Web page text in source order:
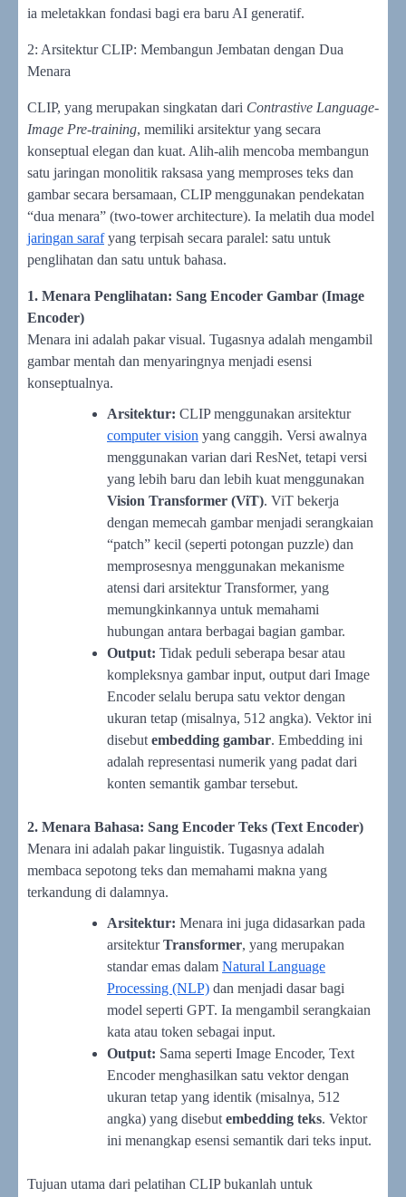
ia meletakkan fondasi bagi era baru AI generatif.
2: Arsitektur CLIP: Membangun Jembatan dengan Dua
Menara
CLIP, yang merupakan singkatan dari Contrastive Language-
Image Pre-training, memiliki arsitektur yang secara
konseptual elegan dan kuat. Alih-alih mencoba membangun
satu jaringan monolitik raksasa yang memproses teks dan
gambar secara bersamaan, CLIP menggunakan pendekatan
“dua menara” (two-tower architecture). Ia melatih dua model
jaringan sarafyang terpisah secara paralel: satu untuk
penglihatan dan satu untuk bahasa.
1. Menara Penglihatan: Sang Encoder Gambar (Image
Encoder)
Menara ini adalah pakar visual. Tugasnya adalah mengambil
gambar mentah dan menyaringnya menjadi esensi
konseptualnya.
Arsitektur: CLIP menggunakan arsitektur
computer vision yang canggih. Versi awalnya
menggunakan varian dari ResNet, tetapi versi
yang lebih baru dan lebih kuat menggunakan
Vision Transformer (ViT). ViT bekerja
dengan memecah gambar menjadi serangkaian
“patch” kecil (seperti potongan puzzle) dan
memprosesnya menggunakan mekanisme
atensi dari arsitektur Transformer, yang
memungkinkannya untuk memahami
hubungan antara berbagai bagian gambar.
Output: Tidak peduli seberapa besar atau
kompleksnya gambar input, output dari Image
Encoder selalu berupa satu vektor dengan
ukuran tetap (misalnya, 512 angka). Vektor ini
disebut embedding gambar. Embedding ini
adalah representasi numerik yang padat dari
konten semantik gambar tersebut.
2. Menara Bahasa: Sang Encoder Teks (Text Encoder)
Menara ini adalah pakar linguistik. Tugasnya adalah
membaca sepotong teks dan memahami makna yang
terkandung di dalamnya.
Arsitektur: Menara ini juga didasarkan pada
arsitekturTransformer, yang merupakan
standar emas dalam Natural Language
Processing (NLP) dan menjadi dasar bagi
model seperti GPT. Ia mengambil serangkaian
kata atau token sebagai input.
Output: Sama seperti Image Encoder, Text
Encoder menghasilkan satu vektor dengan
ukuran tetap yang identik (misalnya, 512
angka) yang disebut embedding teks. Vektor
ini menangkap esensi semantik dari teks input.
Tujuan utama dari pelatihan CLIP bukanlah untuk